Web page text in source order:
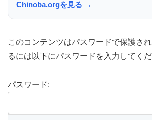
Chinoba.orgを見る →
このコンテンツはパスワードで保護さ
るには以下にパスワードを入力してくだ
パスワード: